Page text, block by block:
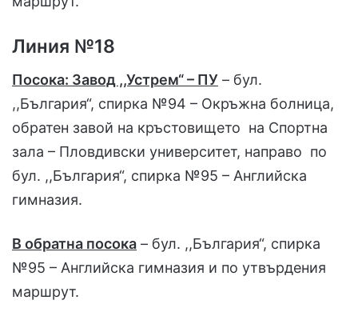
Линия №18
Посока: Завод ,,Устрем“ – ПУ – бул.
,,България“, спирка №94 – Окръжна болница,
обратен завой на кръстовището на Спортна
зала – Пловдивски университет, направо по
бул. ,,България“, спирка №95 – Английска
гимназия.
В обратна посока – бул. ,,България“, спирка
№95 – Английска гимназия и по утвърдения
маршрут.